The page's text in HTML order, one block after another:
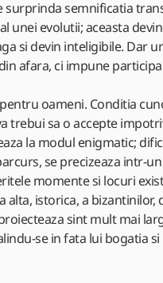
semnificatia
unei evolutii; aceasta
si devin inteligibile. Dar
afara, ci impune
oameni. Conditia
trebui sa o accepte
la modul enigmatic;
se precizeaza intr-
momente si locuri
istorica, a bizantinilor,
sint mult mai
se in fata lui bogatia